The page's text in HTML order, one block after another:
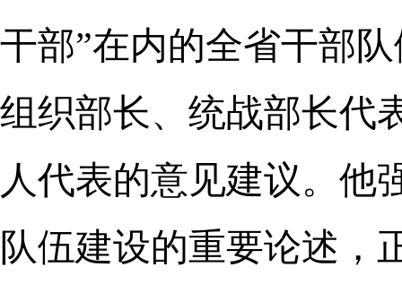
干部”在内的全省干部
组织部长、统战部长代
人代表的意见建议。他
队伍建设的重要论述，